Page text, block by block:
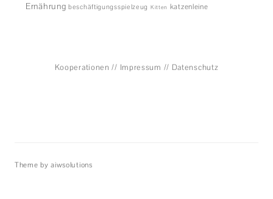
Ernährung beschäftigungsspielzeug Kitten katzenleine
Kooperationen // Impressum // Datenschutz
Theme by aiwsolutions